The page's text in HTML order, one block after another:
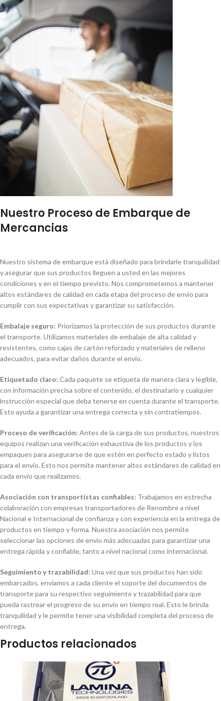
Nuestro Proceso de Embarque de
Mercancias
Nuestro sistema de embarque está diseñado para brindarle tranquilidad
y asegurar que sus productos lleguen a usted en las mejores
condiciones y en el tiempo previsto. Nos comprometemos a mantener
altos estándares de calidad en cada etapa del proceso de envío para
cumplir con sus expectativas y garantizar su satisfacción.
Embalaje seguro: Priorizamos la protección de sus productos durante
el transporte. Utilizamos materiales de embalaje de alta calidad y
resistentes, como cajas de cartón reforzado y materiales de relleno
adecuados, para evitar daños durante el envío.
Etiquetado claro: Cada paquete se etiqueta de manera clara y legible,
con información precisa sobre el contenido, el destinatario y cualquier
instrucción especial que deba tenerse en cuenta durante el transporte.
Esto ayuda a garantizar una entrega correcta y sin contratiempos.
Proceso de verificación: Antes de la carga de sus productos, nuestros
equipos realizan una verificación exhaustiva de los productos y los
empaques para asegurarse de que estén en perfecto estado y listos
para el envío. Esto nos permite mantener altos estándares de calidad en
cada envío que realizamos.
Asociación con transportistas confiables: Trabajamos en estrecha
colaboración con empresas transportadores de Renombre a nivel
Nacional e Internacional de confianza y con experiencia en la entrega de
productos en tiempo y forma. Nuestra asociación nos permite
seleccionar las opciones de envío más adecuadas para garantizar una
entrega rápida y confiable, tanto a nivel nacional como internacional.
Seguimiento y trazabilidad: Una vez que sus productos han sido
embarcados, enviamos a cada cliente el soporte del documentos de
transporte para su respectivo seguimiento y trazabilidad para que
pueda rastrear el progreso de su envío en tiempo real. Esto le brinda
tranquilidad y le permite tener una visibilidad completa del proceso de
entrega.
Productos relacionados